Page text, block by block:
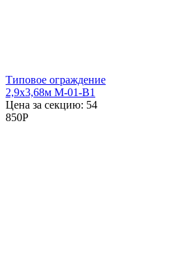
Типовое ограждение
2,9x3,68м М-01-В1
Цена за секцию: 54
850P